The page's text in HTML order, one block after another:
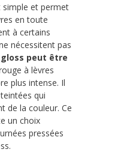
simple et permet
en toute
à certains
nécessitent pas
gloss peut être
à lèvres
plus intense. Il
qui
de la couleur. Ce
un choix
pressées